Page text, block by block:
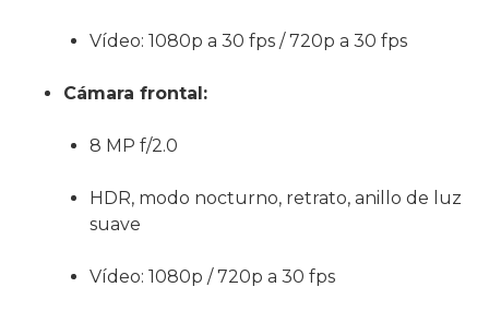
Vídeo: 1080p a 30 fps / 720p a 30 fps
Cámara frontal:
8 MP f/2.0
HDR, modo nocturno, retrato, anillo de luz
suave
Vídeo: 1080p / 720p a 30 fps